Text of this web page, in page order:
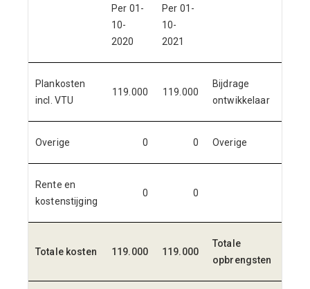
Per 01-
10-
2020
Per 01-
10-
2021
Plankosten
incl. VTU
119.000 119.000
Bijdrage
ontwikkelaar
Overige 0 0 Overige
Rente en
kostenstijging
0 0
Totale kosten 119.000 119.000
Totale
opbrengsten